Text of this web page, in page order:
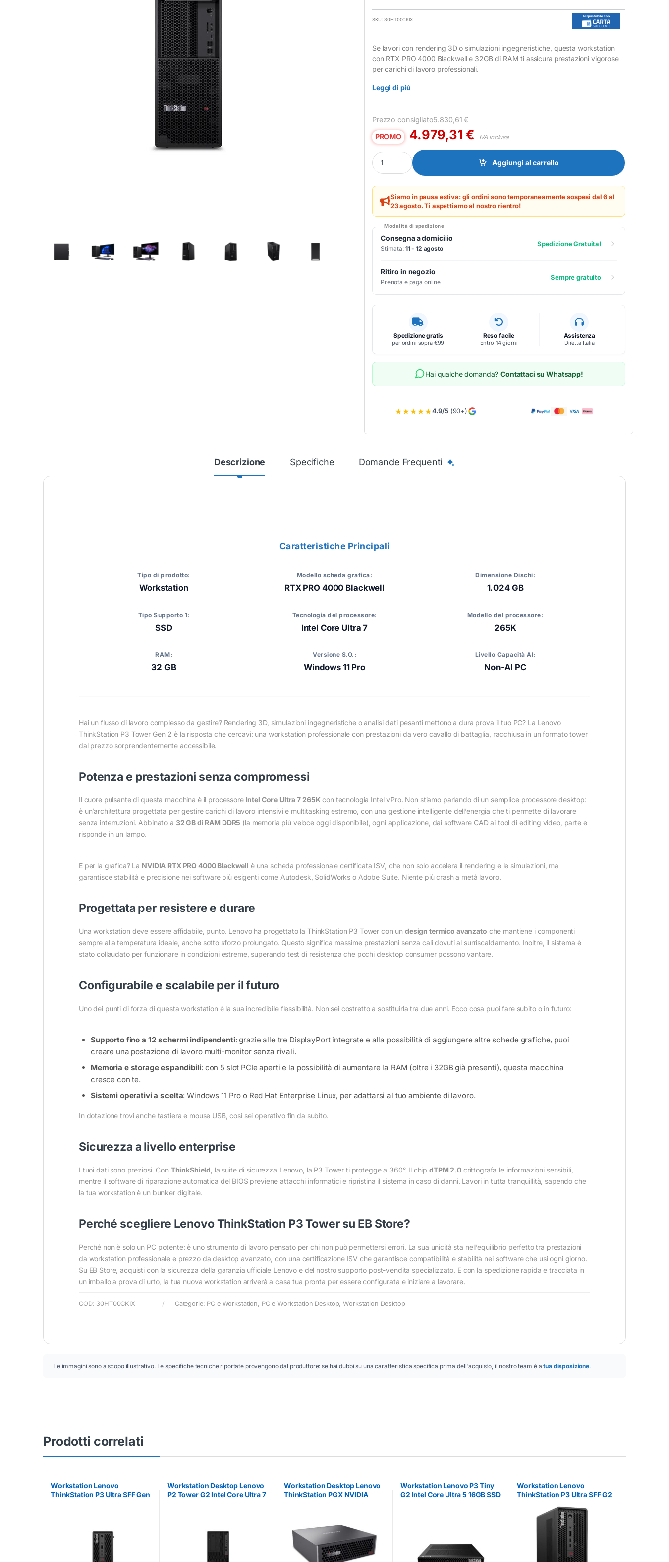
SKU: 30HT00CKIX
Se lavori con rendering 3D o simulazioni ingegneristiche, questa workstation
con RTX PRO 4000 Blackwell e 32GB di RAM ti assicura prestazioni vigorose
per carichi di lavoro professionali.
Leggi di più
Prezzo consigliato5.830,61€
PROMO 4.979,31 € IVA inclusa
Workstation Lenovo ThinkStation P3 Tower Gen 2 - Intel Core Ultra 7, 32GB RAM, SSD
Aggiungi al carrello
Siamo in pausa estiva: gli ordini sono temporaneamente sospesi dal 6 al
23 agosto. Ti aspettiamo al nostro rientro!
Modalità di spedizione
Consegna a domicilio
Stimata: 11 - 12 agosto
Spedizione Gratuita!
Ritiro in negozio
Prenota e paga online
Sempre gratuito
Spedizione gratis
per ordini sopra €99
Reso facile
Entro 14 giorni
Assistenza
Diretta Italia
Hai qualche domanda?Contattaci su Whatsapp!
★★★★★4.9/5(90+)
Descrizione Specifiche Domande Frequenti
Caratteristiche Principali
Tipo di prodotto:
Workstation
Modello scheda grafica:
RTX PRO 4000 Blackwell
Dimensione Dischi:
1.024 GB
Tipo Supporto 1:
SSD
Tecnologia del processore:
Intel Core Ultra 7
Modello del processore:
265K
RAM:
32 GB
Versione S.O.:
Windows 11 Pro
Livello Capacità AI:
Non-AI PC
Hai un flusso di lavoro complesso da gestire? Rendering 3D, simulazioni ingegneristiche o analisi dati pesanti mettono a dura prova il tuo PC? La Lenovo
ThinkStation P3 Tower Gen 2 è la risposta che cercavi: una workstation professionale con prestazioni da vero cavallo di battaglia, racchiusa in un formato tower
dal prezzo sorprendentemente accessibile.
Potenza e prestazioni senza compromessi
Il cuore pulsante di questa macchina è il processore Intel Core Ultra 7 265K con tecnologia Intel vPro. Non stiamo parlando di un semplice processore desktop:
è un’architettura progettata per gestire carichi di lavoro intensivi e multitasking estremo, con una gestione intelligente dell’energia che ti permette di lavorare
senza interruzioni. Abbinato a 32 GB di RAM DDR5 (la memoria più veloce oggi disponibile), ogni applicazione, dai software CAD ai tool di editing video, parte e
risponde in un lampo.
E per la grafica? La NVIDIA RTX PRO 4000 Blackwell è una scheda professionale certificata ISV, che non solo accelera il rendering e le simulazioni, ma
garantisce stabilità e precisione nei software più esigenti come Autodesk, SolidWorks o Adobe Suite. Niente più crash a metà lavoro.
Progettata per resistere e durare
Una workstation deve essere affidabile, punto. Lenovo ha progettato la ThinkStation P3 Tower con un design termico avanzato che mantiene i componenti
sempre alla temperatura ideale, anche sotto sforzo prolungato. Questo significa massime prestazioni senza cali dovuti al surriscaldamento. Inoltre, il sistema è
stato collaudato per funzionare in condizioni estreme, superando test di resistenza che pochi desktop consumer possono vantare.
Configurabile e scalabile per il futuro
Uno dei punti di forza di questa workstation è la sua incredibile flessibilità. Non sei costretto a sostituirla tra due anni. Ecco cosa puoi fare subito o in futuro:
Supporto fino a 12 schermi indipendenti: grazie alle tre DisplayPort integrate e alla possibilità di aggiungere altre schede grafiche, puoi
creare una postazione di lavoro multi-monitor senza rivali.
Memoria e storage espandibili: con 5 slot PCIe aperti e la possibilità di aumentare la RAM (oltre i 32GB già presenti), questa macchina
cresce con te.
Sistemi operativi a scelta: Windows 11 Pro o Red Hat Enterprise Linux, per adattarsi al tuo ambiente di lavoro.
In dotazione trovi anche tastiera e mouse USB, così sei operativo fin da subito.
Sicurezza a livello enterprise
I tuoi dati sono preziosi. Con ThinkShield , la suite di sicurezza Lenovo, la P3 Tower ti protegge a 360°. Il chipdTPM 2.0crittografa le informazioni sensibili,
mentre il software di riparazione automatica del BIOS previene attacchi informatici e ripristina il sistema in caso di danni. Lavori in tutta tranquillità, sapendo che
la tua workstation è un bunker digitale.
Perché scegliere Lenovo ThinkStation P3 Tower su EB Store?
Perché non è solo un PC potente: è uno strumento di lavoro pensato per chi non può permettersi errori. La sua unicità sta nell’equilibrio perfetto tra prestazioni
da workstation professionale e prezzo da desktop avanzato, con una certificazione ISV che garantisce compatibilità e stabilità nei software che usi ogni giorno.
Su EB Store, acquisti con la sicurezza della garanzia ufficiale Lenovo e del nostro supporto post-vendita specializzato. E con la spedizione rapida e tracciata in
un imballo a prova di urto, la tua nuova workstation arriverà a casa tua pronta per essere configurata e iniziare a lavorare.
COD: 30HT00CKIX Categorie: PC e Workstation PC e Workstation Desktop ,Workstation Desktop
Le immagini sono a scopo illustrativo. Le specifiche tecniche riportate provengono dal produttore: se hai dubbi su una caratteristica specifica prima dell'acquisto, il nostro team è atua disposizione.
Prodotti correlati
Workstation Lenovo
ThinkStation P3 Ultra SFF Gen
Workstation Desktop Lenovo
P2 Tower G2 Intel Core Ultra 7
Workstation Desktop Lenovo
ThinkStation PGX NVIDIA
Workstation Lenovo P3 Tiny
G2 Intel Core Ultra 5 16GB SSD
Workstation Lenovo
ThinkStation P3 Ultra SFF G2